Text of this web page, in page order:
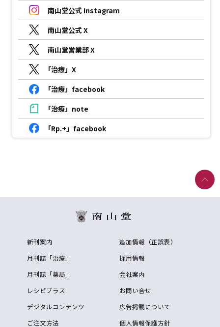
南山堂公式 Instagram
南山堂公式 X
南山堂営業部 X
「治療」X
「治療」facebook
「治療」note
「Rp.+」facebook
新刊案内
月刊誌「治療」
月刊誌「薬局」
レシピプラス
デジタルコンテンツ
ご注文方法
追加情報（正誤表）
採用情報
会社案内
お問い合せ
広告掲載について
個人情報保護方針